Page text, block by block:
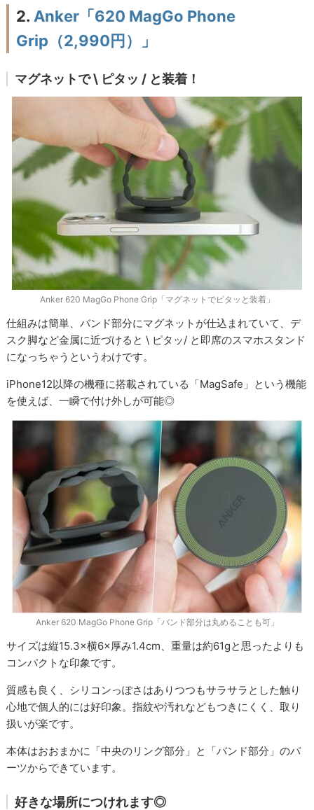
2. Anker「620 MagGo Phone
Grip（2,990円）」
マグネットで \ ピタッ / と装着！
Anker 620 MagGo Phone Grip「マグネットでピタッと装着」
仕組みは簡単、バンド部分にマグネットが仕込まれていて、デ
スク脚など金属に近づけると \ ピタッ/ と即席のスマホスタンド
になっちゃうというわけです。
iPhone12以降の機種に搭載されている「MagSafe」という機能
を使えば、一瞬で付け外しが可能◎
Anker 620 MagGo Phone Grip「バンド部分は丸めることも可」
サイズは縦15.3×横6×厚み1.4cm、重量は約61gと思ったよりも
コンパクトな印象です。
質感も良く、シリコンっぽさはありつつもサラサラとした触り
心地で個人的には好印象。指紋や汚れなどもつきにくく、取り
扱いが楽です。
本体はおおまかに「中央のリング部分」と「バンド部分」のパ
ーツからできています。
好きな場所につけれます◎